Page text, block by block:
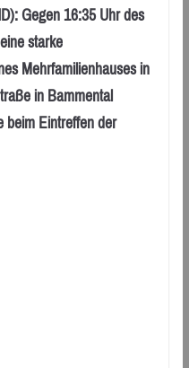
Gegen 16:35 Uhr des
starke
Mehrfamilienhauses in
in Bammental
beim Eintreffen der